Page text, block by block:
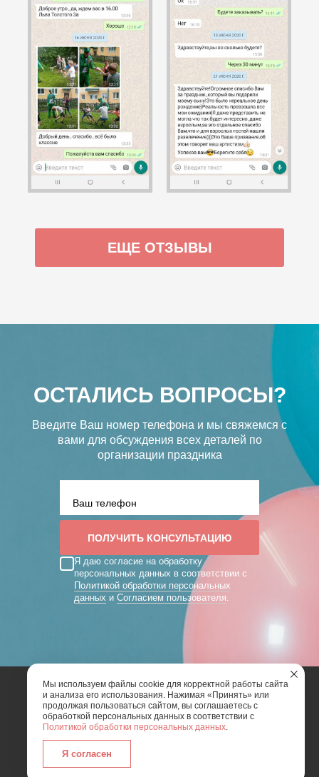
ЕЩЕ ОТЗЫВЫ
ОСТАЛИСЬ ВОПРОСЫ?
Введите Ваш номер телефона и мы свяжемся с
вами для обсуждения всех деталей по
организации праздника
Я даю согласие на обработку
персональных данных в соответствии с
Политикой обработки персональных
данных и Согласием пользователя.
2026 | Art Mix Show - творческая группа
Согласие пользователя сайта на обработку
персональных данных
Мы используем файлы cookie для корректной работы сайта
и анализа его использования. Нажимая «Принять» или
продолжая пользоваться сайтом, вы соглашаетесь с
обработкой персональных данных в соответствии с
Политикой обработки персональных данных.
Я согласен